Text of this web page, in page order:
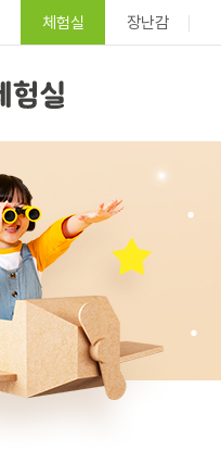
체험실 장난감